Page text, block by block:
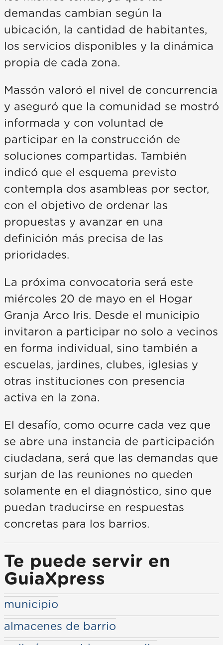
demandas cambian según la
ubicación, la cantidad de habitantes,
los servicios disponibles y la dinámica
propia de cada zona.
Massón valoró el nivel de concurrencia
y aseguró que la comunidad se mostró
informada y con voluntad de
participar en la construcción de
soluciones compartidas. También
indicó que el esquema previsto
contempla dos asambleas por sector,
con el objetivo de ordenar las
propuestas y avanzar en una
definición más precisa de las
prioridades.
La próxima convocatoria será este
miércoles 20 de mayo en el Hogar
Granja Arco Iris. Desde el municipio
invitaron a participar no solo a vecinos
en forma individual, sino también a
escuelas, jardines, clubes, iglesias y
otras instituciones con presencia
activa en la zona.
El desafío, como ocurre cada vez que
se abre una instancia de participación
ciudadana, será que las demandas que
surjan de las reuniones no queden
solamente en el diagnóstico, sino que
puedan traducirse en respuestas
concretas para los barrios.
Te puede servir en
GuiaXpress
municipio
almacenes de barrio